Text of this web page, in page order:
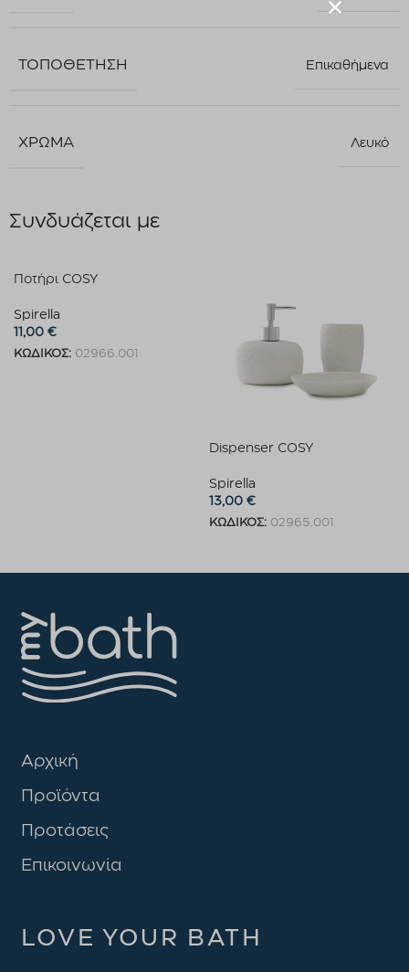
ΤΟΠΟΘΈΤΗΣΗ Επικαθήμενα
ΧΡΏΜΑ Λευκό
Συνδυάζεται με
Ποτήρι COSY
Spirella
11,00 €
ΚΩΔΙΚΟΣ: 02966.001
Dispenser COSY
Spirella
13,00 €
ΚΩΔΙΚΟΣ: 02965.001
Αρχική
Προϊόντα
Προτάσεις
Επικοινωνία
LOVE YOUR BATH